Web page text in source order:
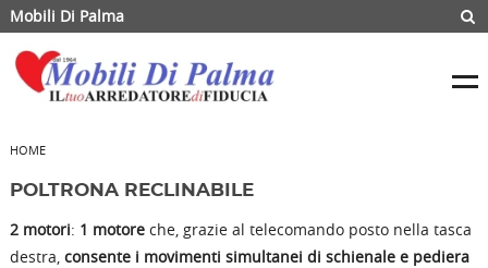
Mobili Di Palma
HOME
POLTRONA RECLINABILE
2 motori: 1 motoreche, grazie al telecomando posto nella tasca
destra, consente i movimenti simultanei di schienale e pediera